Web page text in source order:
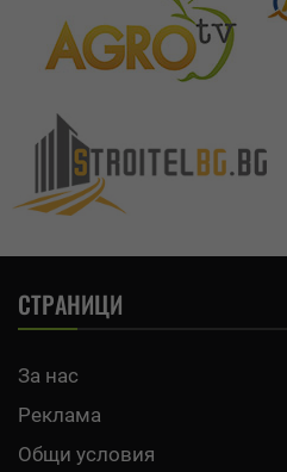
СТРАНИЦИ
За нас
Реклама
Общи условия